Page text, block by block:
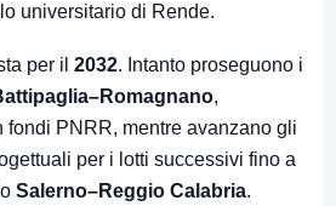
universitario di Rende.
per il 2032. Intanto proseguono i
,
fondi PNRR, mentre avanzano gli
per i lotti successivi fino a
Salerno–Reggio Calabria.